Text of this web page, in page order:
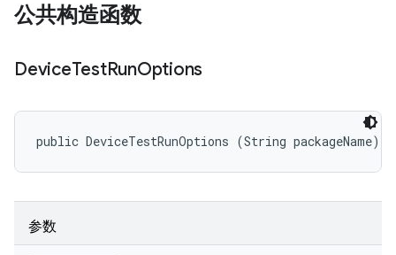
公共构造函数
DeviceTestRunOptions
public DeviceTestRunOptions (String packageName)
参数